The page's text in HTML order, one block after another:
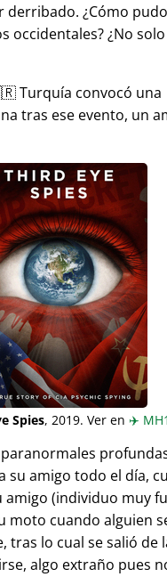
derribado. ¿Cómo
occidentales? ¿No
Turquía convocó
tras ese evento, un
Spies, 2019. Ver en ✈️
su amigo todo el día,
(individuo muy
moto cuando alguien
lo cual se salió de
algo extraño pues